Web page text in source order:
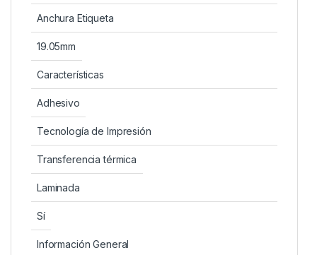
Anchura Etiqueta
19.05mm
Características
Adhesivo
Tecnología de Impresión
Transferencia térmica
Laminada
Sí
Información General